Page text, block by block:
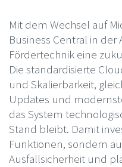
Mit dem Wechsel auf
Business Central in der
Fördertechnik eine
Die standardisierte
und Skalierbarkeit,
Updates und
das System
Stand bleibt. Damit
Funktionen, sondern
Ausfallsicherheit und